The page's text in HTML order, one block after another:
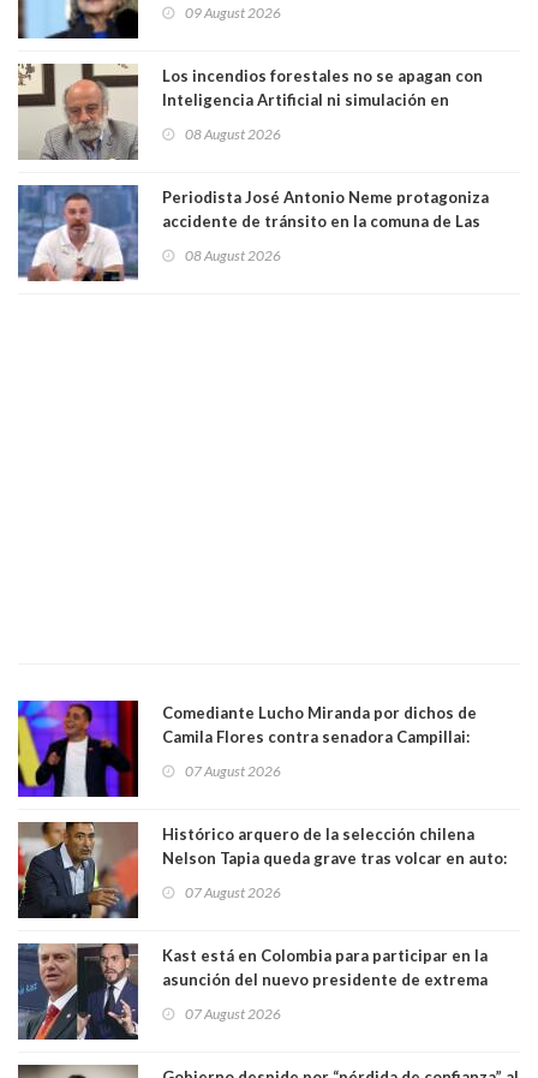
casa. Y la está destruyendo”
09 August 2026
Los incendios forestales no se apagan con
Inteligencia Artificial ni simulación en
Magister en Asentamientos Humanos PUC
08 August 2026
Periodista José Antonio Neme protagoniza
accidente de tránsito en la comuna de Las
08 August 2026
Comediante Lucho Miranda por dichos de
Camila Flores contra senadora Campillai:
forma de quitar dignidad"
07 August 2026
Histórico arquero de la selección chilena
Nelson Tapia queda grave tras volcar en auto:
07 August 2026
Kast está en Colombia para participar en la
asunción del nuevo presidente de extrema
07 August 2026